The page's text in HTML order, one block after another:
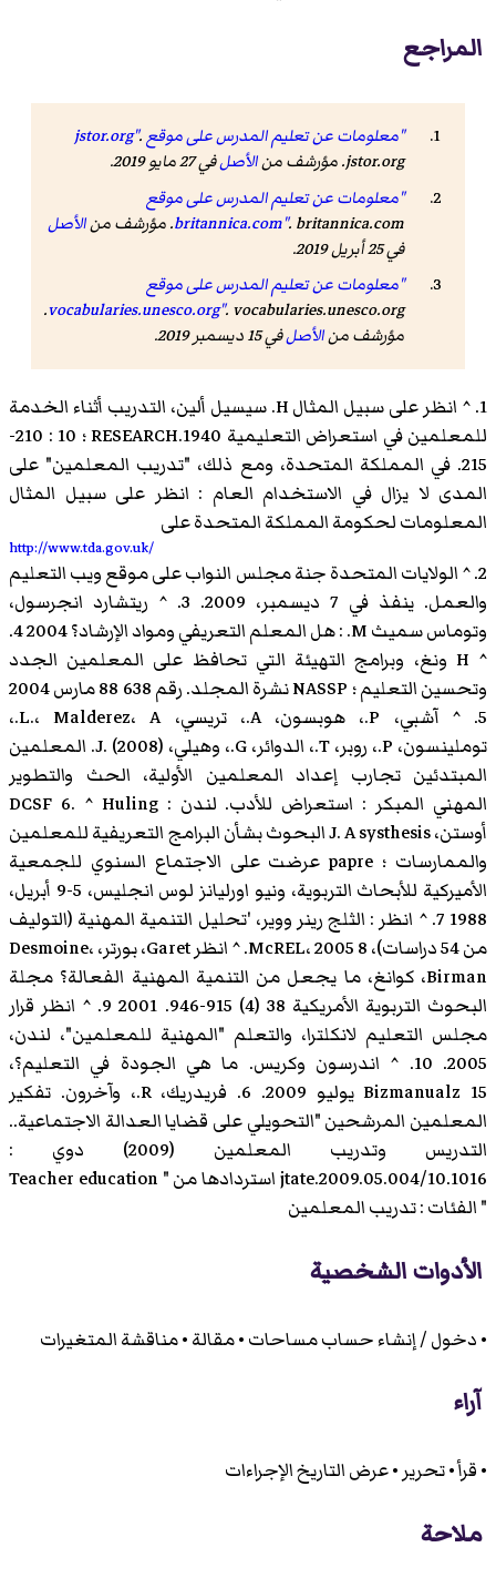
المراجع
"معلومات عن تعليم المدرس على موقع jstor.org".
jstor.org. مؤرشف من
الأصلفي 27 مايو 2019.
"معلومات عن تعليم المدرس على موقع
britannica.com". britannica.com. مؤرشف من
الأصل
في 25 أبريل 2019.
"معلومات عن تعليم المدرس على موقع
vocabularies.unesco.org"
. vocabularies.unesco.org.
مؤرشف منالأصلفي 15 ديسمبر 2019.
1. ^ انظر على سبيل المثال H. سيسيل ألين، التدريب أثناء الخدمة
للمعلمين في استعراض التعليمية RESEARCH.1940 ؛ 10 : 210-
215. في المملكة المتحدة، ومع ذلك، "تدريب المعلمين" على
المدى لا يزال في الاستخدام العام : انظر على سبيل المثال
المعلومات لحكومة المملكة المتحدة على
http://www.tda.gov.uk/
2. ^ الولايات المتحدة جنة مجلس النواب على موقع ويب التعليم
والعمل. ينفذ في 7 ديسمبر، 2009. 3. ^ ريتشارد انجرسول،
وتوماس سميث M. : هل المعلم التعريفي ومواد الإرشاد؟ 2004 4.
^ H ونغ، وبرامج التهيئة التي تحافظ على المعلمين الجدد
وتحسين التعليم ؛ NASSP نشرة المجلد. رقم 638 88 مارس 2004
5. ^ آشبي، P.، هوبسون، A.، تريسي، L.، Malderez، A.،
توملينسون، P.، روبر، T.، الدوائر، G.، وهيلي، J. (2008). المعلمين
المبتدئين تجارب إعداد المعلمين الأولية، الحث والتطوير
المهني المبكر : استعراض للأدب. لندن : DCSF 6. ^ Huling
أوستن، J. A systhesis البحوث بشأن البرامج التعريفية للمعلمين
والممارسات ؛ papre عرضت على الاجتماع السنوي للجمعية
الأميركية للأبحاث التربوية، ونيو اورليانز لوس انجليس، 5-9 أبريل،
1988 7. ^ انظر : الثلج رينر ووير، 'تحليل التنمية المهنية (التوليف
من 54 دراسات)، McREL، 2005 8. ^ انظر Garet، بورتر، Desmoine،
Birman، كوانغ، ما يجعل من التنمية المهنية الفعالة؟ مجلة
البحوث التربوية الأمريكية 38 (4) 915-946. 2001 9. ^ انظر قرار
مجلس التعليم لانكلترا، والتعلم "المهنية للمعلمين"، لندن،
2005. 10. ^ اندرسون وكريس. ما هي الجودة في التعليم؟،
Bizmanualz 15 يوليو 2009. 6. فريدريك، R.، وآخرون. تفكير
المعلمين المرشحين "التحويلي على قضايا العدالة الاجتماعية..
التدريس وتدريب المعلمين (2009) دوي :
10.1016/jtate.2009.05.004 استردادها من "
Teacher education
" الفئات : تدريب المعلمين
الأدوات الشخصية
• دخول / إنشاء حساب مساحات • مقالة • مناقشة المتغيرات
آراء
• قرأ • تحرير • عرض التاريخ الإجراءات
ملاحة